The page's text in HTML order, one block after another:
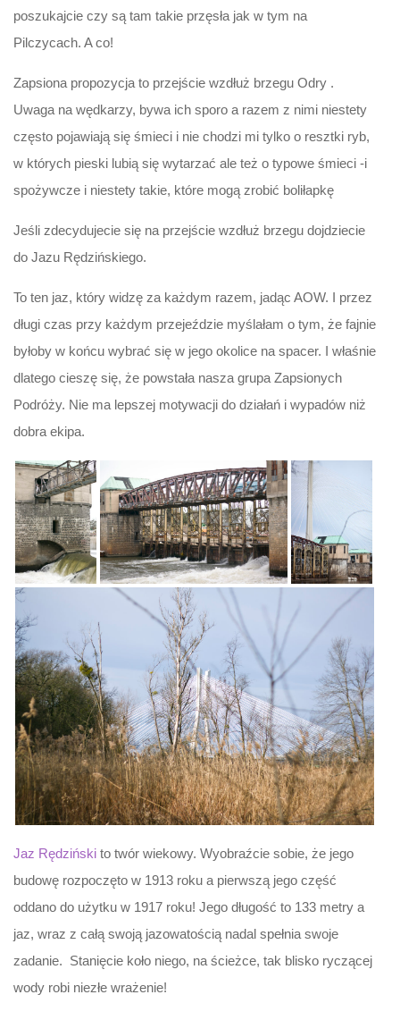
poszukajcie czy są tam takie przęsła jak w tym na
Pilczycach. A co!
Zapsiona propozycja to przejście wzdłuż brzegu Odry .
Uwaga na wędkarzy, bywa ich sporo a razem z nimi niestety
często pojawiają się śmieci i nie chodzi mi tylko o resztki ryb,
w których pieski lubią się wytarzać ale też o typowe śmieci -i
spożywcze i niestety takie, które mogą zrobić boliłapkę
Jeśli zdecydujecie się na przejście wzdłuż brzegu dojdziecie
do Jazu Rędzińskiego.
To ten jaz, który widzę za każdym razem, jadąc AOW. I przez
długi czas przy każdym przejeździe myślałam o tym, że fajnie
byłoby w końcu wybrać się w jego okolice na spacer. I właśnie
dlatego cieszę się, że powstała nasza grupa Zapsionych
Podróży. Nie ma lepszej motywacji do działań i wypadów niż
dobra ekipa.
Jaz Rędziński to twór wiekowy. Wyobraźcie sobie, że jego
budowę rozpoczęto w 1913 roku a pierwszą jego część
oddano do użytku w 1917 roku! Jego długość to 133 metry a
jaz, wraz z całą swoją jazowatością nadal spełnia swoje
zadanie. Stanięcie koło niego, na ścieżce, tak blisko ryczącej
wody robi niezłe wrażenie!